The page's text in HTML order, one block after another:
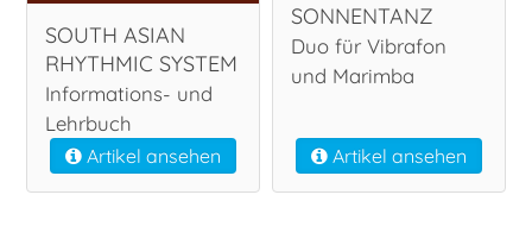
SOUTH ASIAN
RHYTHMIC SYSTEM
Informations- und
Lehrbuch
Artikel ansehen
SONNENTANZ
Duo für Vibrafon
und Marimba
Artikel ansehen